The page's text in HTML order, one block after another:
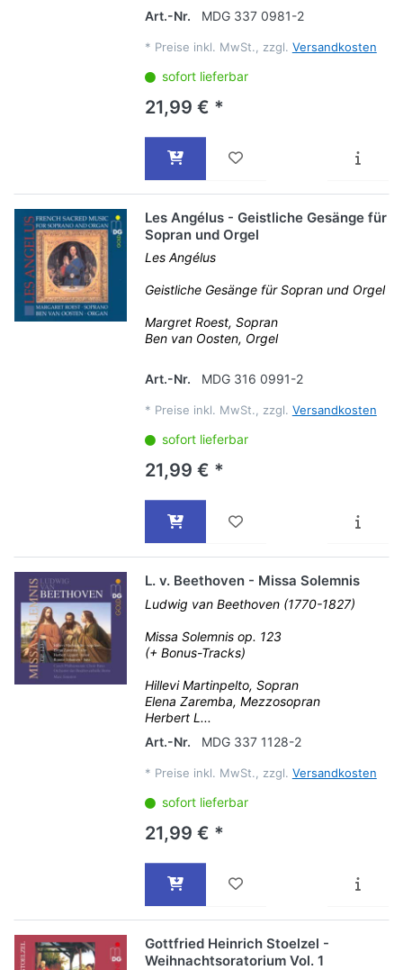
Art.-Nr.
MDG 337 0981-2
* Preise inkl. MwSt., zzgl. Versandkosten
sofort lieferbar
21,99 € *
Les Angélus - Geistliche Gesänge für
Sopran und Orgel
Les Angélus
Geistliche Gesänge für Sopran und Orgel
Margret Roest, Sopran
Ben van Oosten, Orgel
Art.-Nr. MDG 316 0991-2
* Preise inkl. MwSt., zzgl. Versandkosten
sofort lieferbar
21,99 € *
L. v. Beethoven - Missa Solemnis
Ludwig van Beethoven (1770-1827)
Missa Solemnis op. 123
(+ Bonus-Tracks)
Hillevi Martinpelto, Sopran
Elena Zaremba, Mezzosopran
Herbert L...
Art.-Nr.
MDG 337 1128-2
* Preise inkl. MwSt., zzgl. Versandkosten
sofort lieferbar
21,99 € *
Gottfried Heinrich Stoelzel -
Weihnachtsoratorium Vol. 1